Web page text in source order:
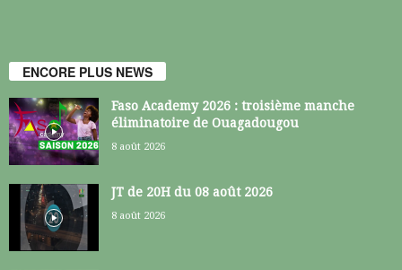
ENCORE PLUS NEWS
Faso Academy 2026 : troisième manche
éliminatoire de Ouagadougou
8 août 2026
JT de 20H du 08 août 2026
8 août 2026